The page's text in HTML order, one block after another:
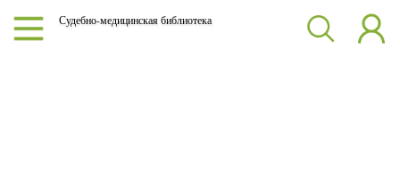
Судебно-медицинская библиотека